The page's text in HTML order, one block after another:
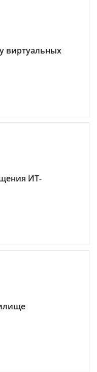
виртуальных
ИТ-